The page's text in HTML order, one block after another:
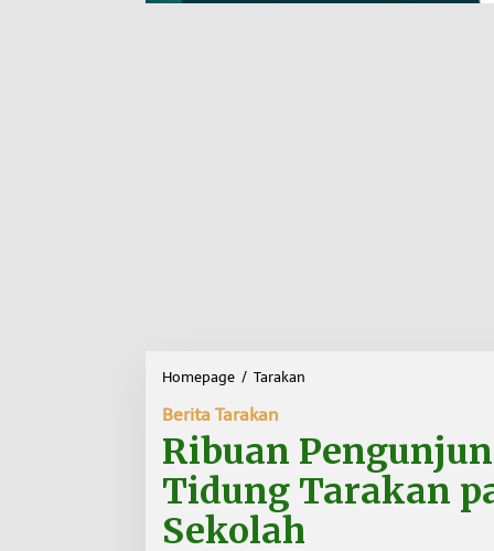
Homepage / Tarakan
u
a
n
Berita Tarakan
Ribuan
Tidung Tarakan
Sekolah